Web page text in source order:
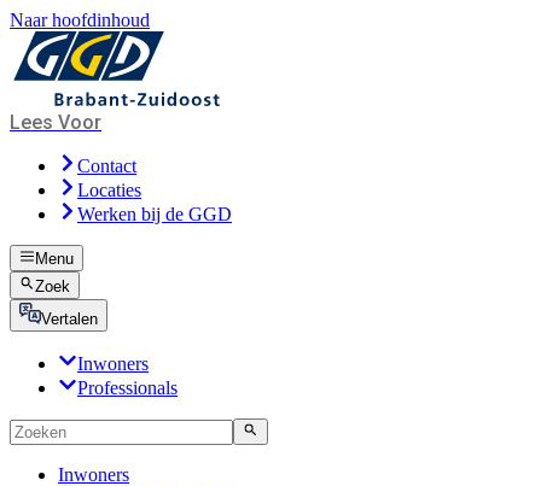
Naar hoofdinhoud
Lees Voor
Contact
Locaties
Werken bij de GGD
Menu
Zoek
Vertalen
Inwoners
Professionals
Inwoners